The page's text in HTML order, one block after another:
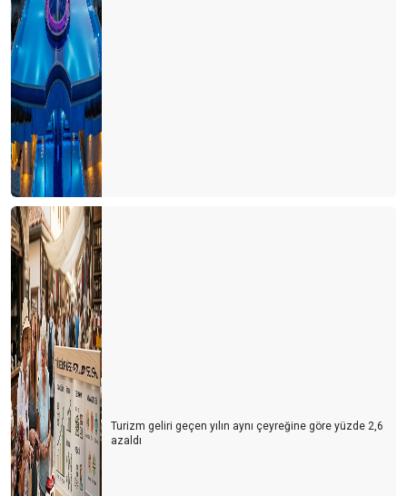
Turizm geliri geçen yılın aynı çeyreğine göre yüzde 2,6
azaldı